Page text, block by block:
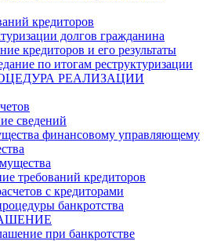
кредиторов
долгов гражданина
кредиторов и его результаты
по итогам реструктуризации
РЕАЛИЗАЦИИ
сведений
финансовому управляющему
требований кредиторов
с кредиторами
банкротства
при банкротстве